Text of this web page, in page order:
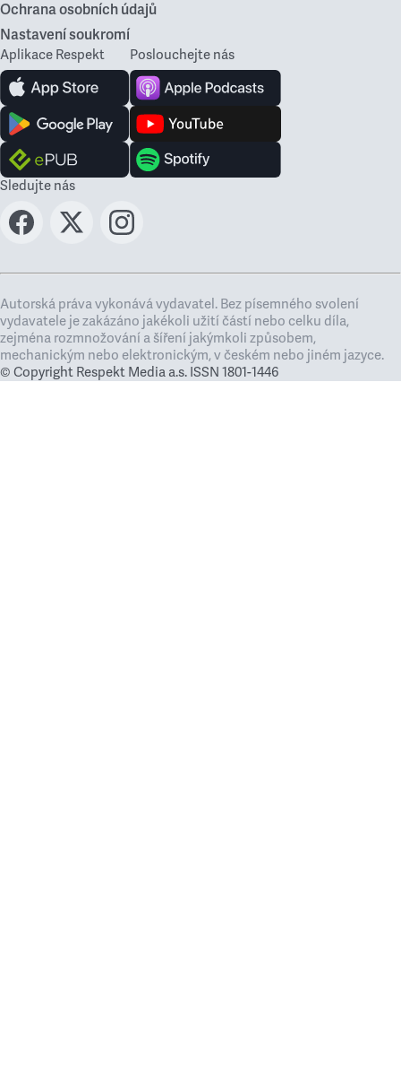
Ochrana osobních údajů
Nastavení soukromí
Aplikace Respekt Poslouchejte nás
Sledujte nás
Autorská práva vykonává vydavatel. Bez písemného svolení
vydavatele je zakázáno jakékoli užití částí nebo celku díla,
zejména rozmnožování a šíření jakýmkoli způsobem,
mechanickým nebo elektronickým, v českém nebo jiném jazyce.
© Copyright Respekt Media a.s. ISSN 1801-1446